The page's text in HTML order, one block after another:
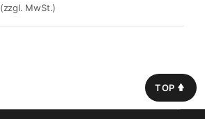
(zzgl. MwSt.)
TOP